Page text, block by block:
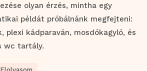
olyan érzés, mintha egy
példát próbálnánk megfejteni:
plexi kádparaván, mosdókagyló, és
wc tartály.
Elolvasom